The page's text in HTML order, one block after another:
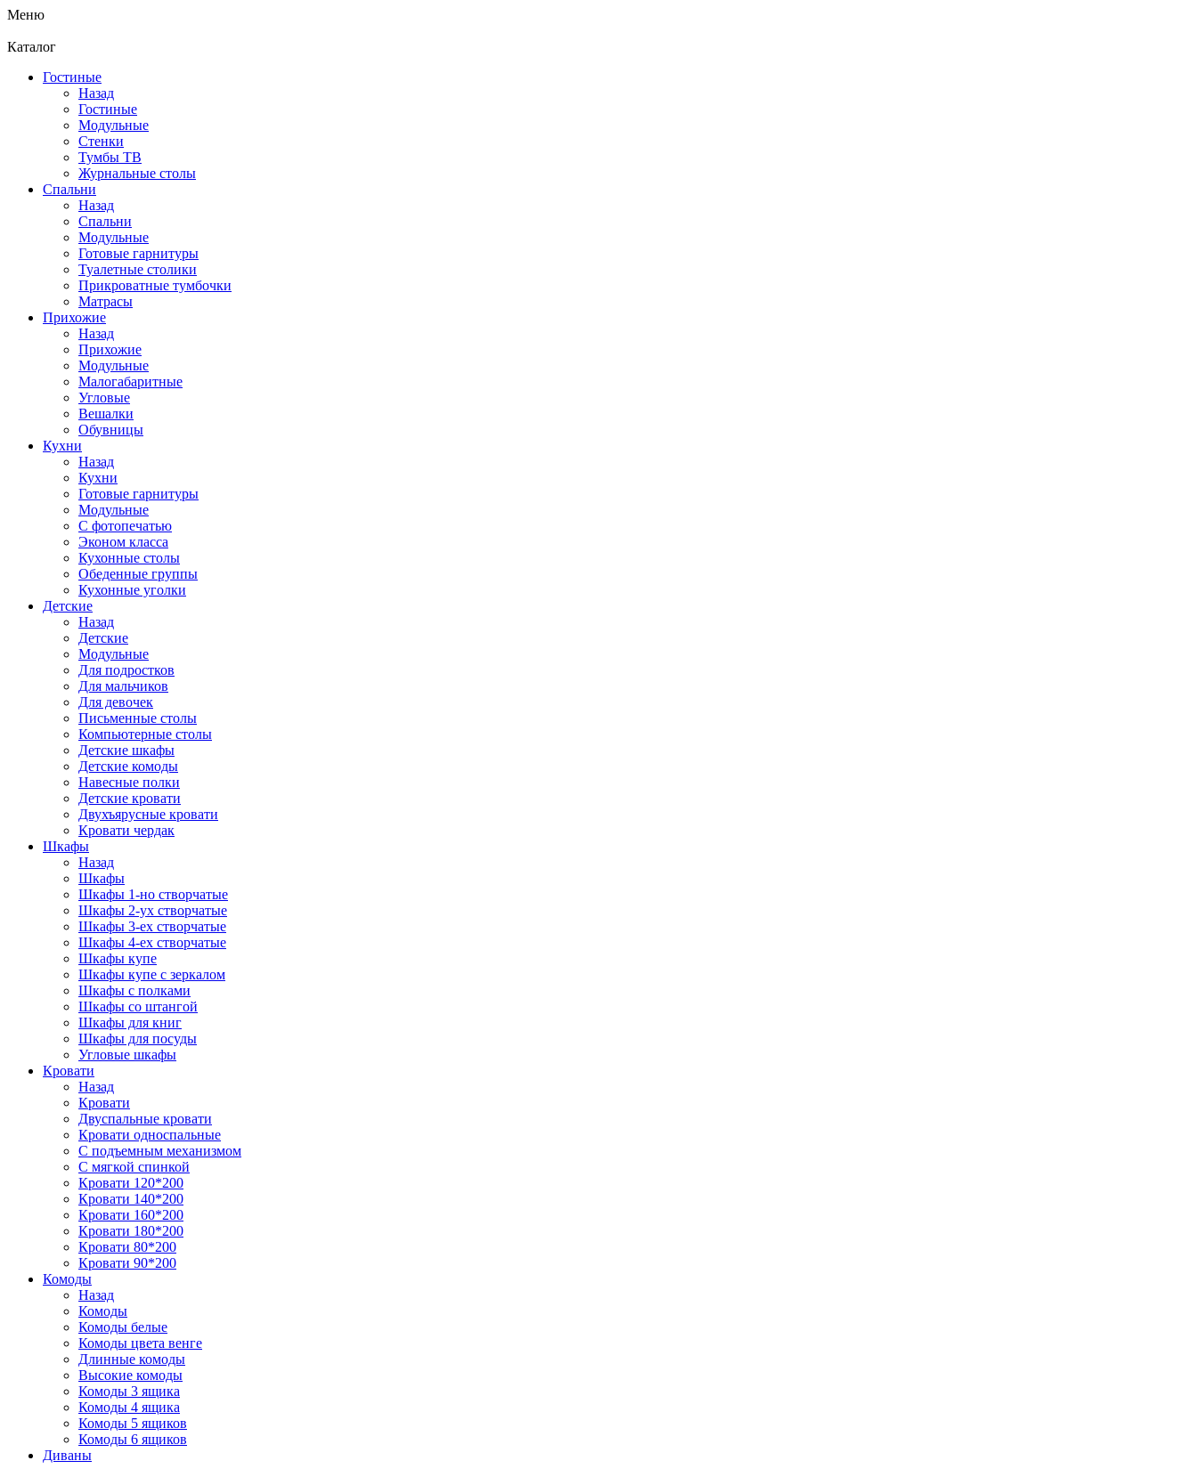
Меню
Каталог
Гостиные
Назад
Гостиные
Модульные
Стенки
Тумбы ТВ
Журнальные столы
Спальни
Назад
Спальни
Модульные
Готовые гарнитуры
Туалетные столики
Прикроватные тумбочки
Матрасы
Прихожие
Назад
Прихожие
Модульные
Малогабаритные
Угловые
Вешалки
Обувницы
Кухни
Назад
Кухни
Готовые гарнитуры
Модульные
С фотопечатью
Эконом класса
Кухонные столы
Обеденные группы
Кухонные уголки
Детские
Назад
Детские
Модульные
Для подростков
Для мальчиков
Для девочек
Письменные столы
Компьютерные столы
Детские шкафы
Детские комоды
Навесные полки
Детские кровати
Двухъярусные кровати
Кровати чердак
Шкафы
Назад
Шкафы
Шкафы 1-но створчатые
Шкафы 2-ух створчатые
Шкафы 3-ех створчатые
Шкафы 4-ех створчатые
Шкафы купе
Шкафы купе с зеркалом
Шкафы с полками
Шкафы со штангой
Шкафы для книг
Шкафы для посуды
Угловые шкафы
Кровати
Назад
Кровати
Двуспальные кровати
Кровати односпальные
С подъемным механизмом
С мягкой спинкой
Кровати 120*200
Кровати 140*200
Кровати 160*200
Кровати 180*200
Кровати 80*200
Кровати 90*200
Комоды
Назад
Комоды
Комоды белые
Комоды цвета венге
Длинные комоды
Высокие комоды
Комоды 3 ящика
Комоды 4 ящика
Комоды 5 ящиков
Комоды 6 ящиков
Диваны